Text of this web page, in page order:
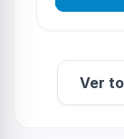
Ver